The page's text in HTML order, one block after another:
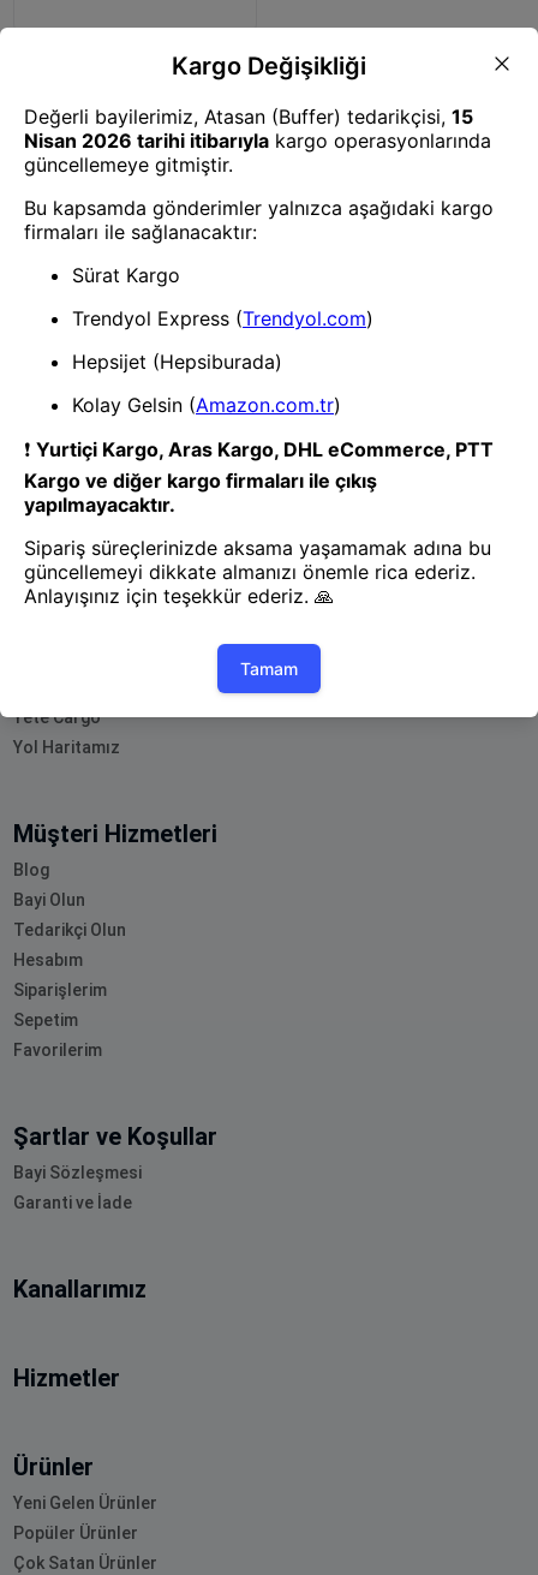
- Yenilik ve hızı keşfedin, işinizi
daha etkili ve verimli bir şekilde
yönetin!
App Store Google Play
Hakkımızda
Yete Cargo
Yol Haritamız
Müşteri Hizmetleri
Blog
Bayi Olun
Tedarikçi Olun
Hesabım
Siparişlerim
Sepetim
Favorilerim
Şartlar ve Koşullar
Bayi Sözleşmesi
Garanti ve İade
Kanallarımız
Hizmetler
Ürünler
Yeni Gelen Ürünler
Popüler Ürünler
Çok Satan Ürünler